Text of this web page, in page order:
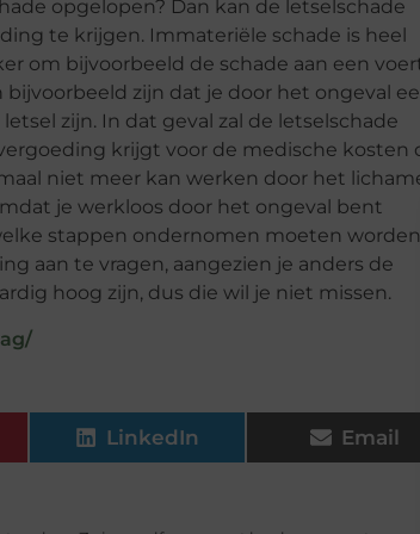
opgelopen? Dan kan de letselschade
te krijgen. Immateriële schade is heel
om bijvoorbeeld de schade aan een
zijn dat je door het ongeval
zijn. In dat geval zal de letselschade
krijgt voor de medische kosten
niet meer kan werken door het
je werkloos door het ongeval bent
stappen ondernomen moeten
aan te vragen, aangezien je anders de
hoog zijn, dus die wil je niet missen.
LinkedIn Email